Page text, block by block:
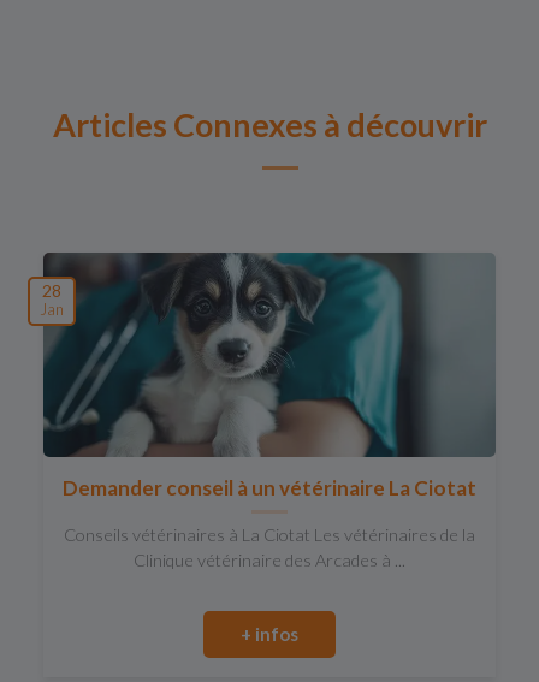
Articles Connexes à découvrir
28
Jan
Demander conseil à un vétérinaire La Ciotat
Conseils vétérinaires à La Ciotat Les vétérinaires de la
Clinique vétérinaire des Arcades à ...
+ infos